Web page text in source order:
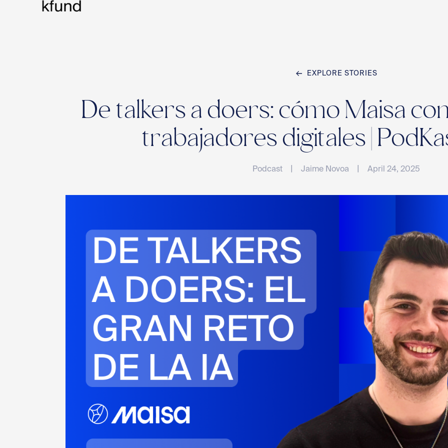
Home
Team
Stories
EXPLORE STORIES
De talkers a doers: cómo Maisa
trabajadores digitales |
Podcast Jaime Novoa April 24, 2025